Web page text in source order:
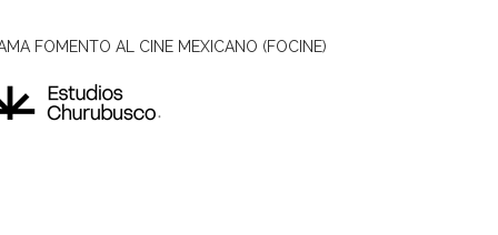
FOMENTO AL CINE MEXICANO (FOCINE)